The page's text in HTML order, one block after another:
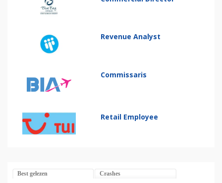
Revenue Analyst
Commissaris
Retail Employee
Best gelezen Crashes